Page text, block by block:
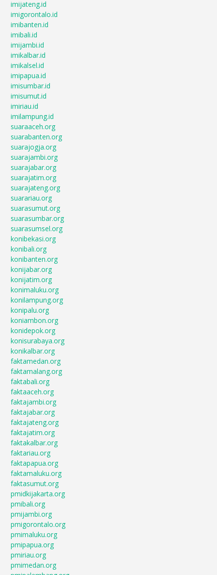
imijateng.id
imigorontalo.id
imibanten.id
imibali.id
imijambi.id
imikalbar.id
imikalsel.id
imipapua.id
imisumbar.id
imisumut.id
imiriau.id
imilampung.id
suaraaceh.org
suarabanten.org
suarajogja.org
suarajambi.org
suarajabar.org
suarajatim.org
suarajateng.org
suarariau.org
suarasumut.org
suarasumbar.org
suarasumsel.org
konibekasi.org
konibali.org
konibanten.org
konijabar.org
konijatim.org
konimaluku.org
konilampung.org
konipalu.org
koniambon.org
konidepok.org
konisurabaya.org
konikalbar.org
faktamedan.org
faktamalang.org
faktabali.org
faktaaceh.org
faktajambi.org
faktajabar.org
faktajateng.org
faktajatim.org
faktakalbar.org
faktariau.org
faktapapua.org
faktamaluku.org
faktasumut.org
pmidkijakarta.org
pmibali.org
pmijambi.org
pmigorontalo.org
pmimaluku.org
pmipapua.org
pmiriau.org
pmimedan.org